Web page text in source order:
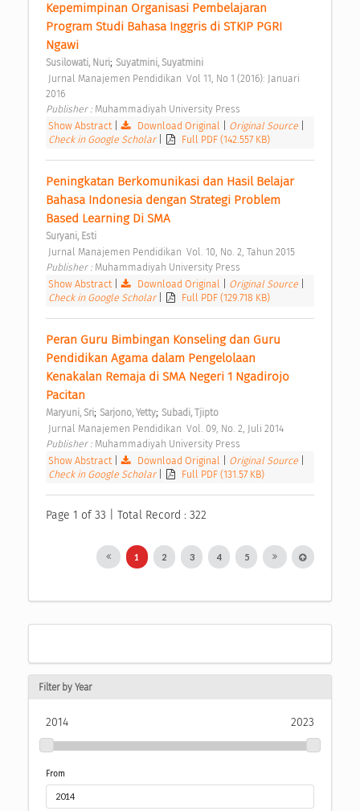
Kepemimpinan Organisasi Pembelajaran
Program Studi Bahasa Inggris di STKIP PGRI
Ngawi
Susilowati, Nuri; Suyatmini, Suyatmini
2016
Publisher : Muhammadiyah University Press
Show Abstract| Download Original Original Source
Check in Google Scholar
Full PDF (142.557 KB)
Peningkatan Berkomunikasi dan Hasil Belajar
Bahasa Indonesia dengan Strategi Problem
Based Learning Di SMA
Suryani, Esti
Jurnal Manajemen Pendidikan  Vol. 10, No. 2, Tahun 2015
Publisher : Muhammadiyah University Press
Show Abstract| Download Original Original Source
Check in Google Scholar
Full PDF (129.718 KB)
Peran Guru Bimbingan Konseling dan Guru
Pendidikan Agama dalam Pengelolaan
Kenakalan Remaja di SMA Negeri 1 Ngadirojo
Pacitan
Maryuni, Sri; Sarjono, Yetty; Subadi, Tjipto
Jurnal Manajemen Pendidikan  Vol. 09, No. 2, Juli 2014
Publisher : Muhammadiyah University Press
Show Abstract| Download Original Original Source
Check in Google Scholar
Full PDF (131.57 KB)
Page 1 of 33 | Total Record : 322
1 2 3 4 5
Filter by Year
2014 2023
From